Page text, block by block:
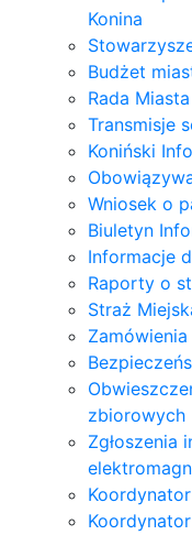
Konina
Budżet
Rada
Transmisje
Koniński
Wniosek o
Biuletyn
Informacje
Raporty o
Straż
zbiorowych
Zgłoszenia